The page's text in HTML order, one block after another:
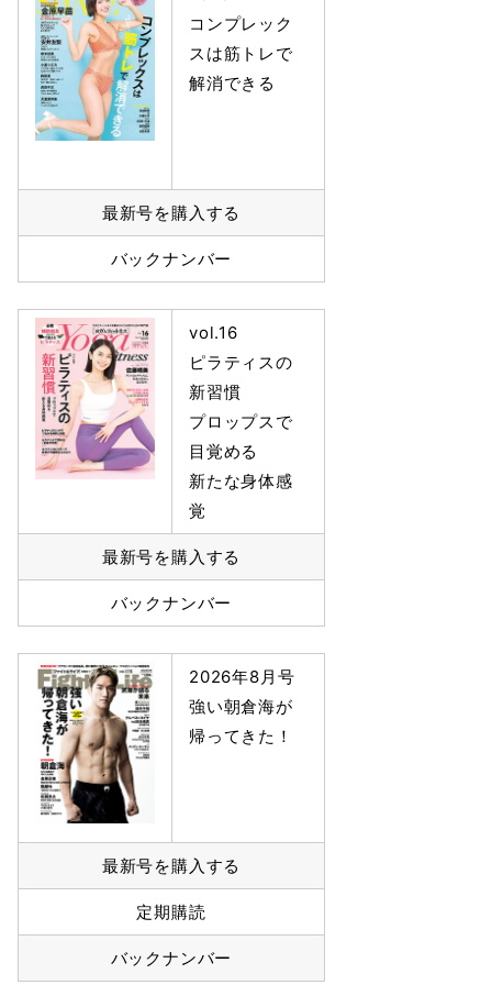
コンプレック
スは筋トレで
解消できる
最新号を購入する
バックナンバー
vol.16
ピラティスの
新習慣
プロップスで
目覚める
新たな身体感
覚
最新号を購入する
バックナンバー
2026年8月号
強い朝倉海が
帰ってきた！
最新号を購入する
定期購読
バックナンバー